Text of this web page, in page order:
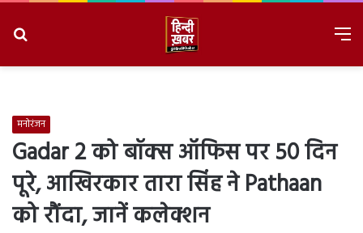
मनोरंजन
Gadar 2 को बॉक्स ऑफिस पर 50 दिन
पूरे, आखिरकार तारा सिंह ने Pathaan
को रौंदा, जानें कलेक्शन